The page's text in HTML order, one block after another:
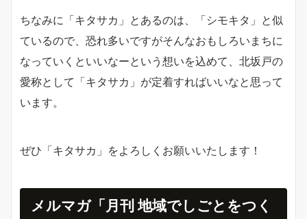
ちなみに「キタサカ」とあるのは、「シモキタ」と似
ているので、恐れ多いですがそんなおもしろいまちに
なっていくといいなーという想いを込めて、北坂戸の
愛称として「キタサカ」が定着すればいいなと思って
います。
ぜひ「キタサカ」をよろしくお願いいたします！
メルマガ「月刊 地域でしごとをつく